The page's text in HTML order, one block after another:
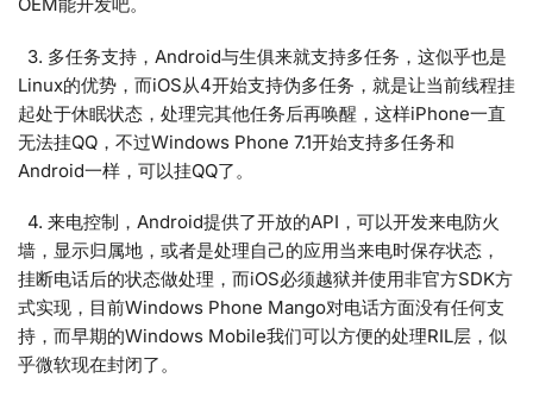
3. 多任务支持，Android与生俱来就支持多任务，这似乎也是
Linux的优势，而iOS从4开始支持伪多任务，就是让当前线程挂
起处于休眠状态，处理完其他任务后再唤醒，这样iPhone一直
无法挂QQ，不过Windows Phone 7.1开始支持多任务和
Android一样，可以挂QQ了。
4. 来电控制，Android提供了开放的API，可以开发来电防火
墙，显示归属地，或者是处理自己的应用当来电时保存状态，
挂断电话后的状态做处理，而iOS必须越狱并使用非官方SDK方
式实现，目前Windows Phone Mango对电话方面没有任何支
持，而早期的Windows Mobile我们可以方便的处理RIL层，似
乎微软现在封闭了。